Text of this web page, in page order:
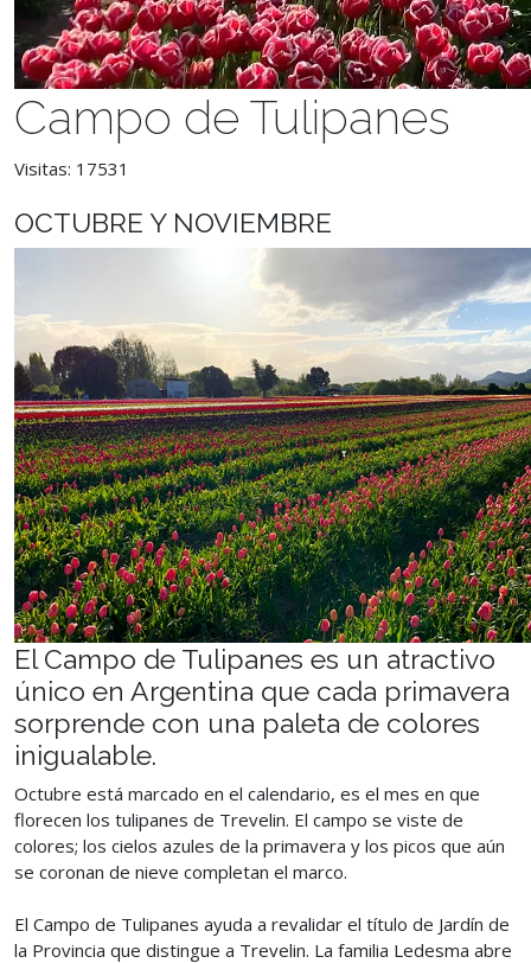
Campo de Tulipanes
Visitas: 17531
OCTUBRE Y NOVIEMBRE
El Campo de Tulipanes es un atractivo
único en Argentina que cada primavera
sorprende con una paleta de colores
inigualable.
Octubre está marcado en el calendario, es el mes en que
florecen los tulipanes de Trevelin. El campo se viste de
colores; los cielos azules de la primavera y los picos que aún
se coronan de nieve completan el marco.
El Campo de Tulipanes ayuda a revalidar el título de Jardín de
la Provincia que distingue a Trevelin. La familia Ledesma abre